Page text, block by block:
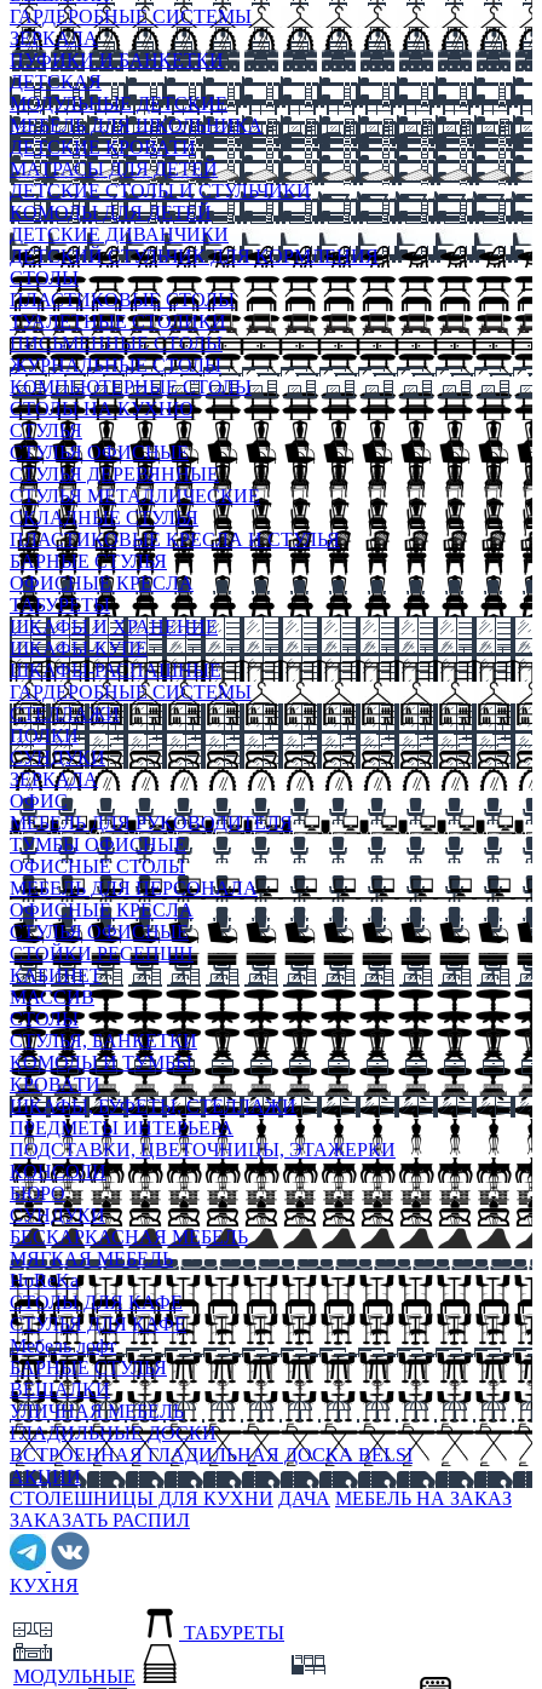
ГАРДЕРОБНЫЕ СИСТЕМЫ
ЗЕРКАЛА
ПУФИКИ И БАНКЕТКИ
ДЕТСКАЯ
МОДУЛЬНЫЕ ДЕТСКИЕ
МЕБЕЛЬ ДЛЯ ШКОЛЬНИКА
ДЕТСКИЕ КРОВАТИ
МАТРАСЫ ДЛЯ ДЕТЕЙ
ДЕТСКИЕ СТОЛЫ И СТУЛЬЧИКИ
КОМОДЫ ДЛЯ ДЕТЕЙ
ДЕТСКИЕ ДИВАНЧИКИ
ДЕТСКИЙ СТУЛЬЧИК ДЛЯ КОРМЛЕНИЯ
СТОЛЫ
ПЛАСТИКОВЫЕ СТОЛЫ
ТУАЛЕТНЫЕ СТОЛИКИ
ПИСЬМЕННЫЕ СТОЛЫ
ЖУРНАЛЬНЫЕ СТОЛЫ
КОМПЬЮТЕРНЫЕ СТОЛЫ
СТОЛЫ НА КУХНЮ
СТУЛЬЯ
СТУЛЬЯ ОФИСНЫЕ
СТУЛЬЯ ДЕРЕВЯННЫЕ
СТУЛЬЯ МЕТАЛЛИЧЕСКИЕ
СКЛАДНЫЕ СТУЛЬЯ
ПЛАСТИКОВЫЕ КРЕСЛА И СТУЛЬЯ
БАРНЫЕ СТУЛЬЯ
ОФИСНЫЕ КРЕСЛА
ТАБУРЕТЫ
ШКАФЫ И ХРАНЕНИЕ
ШКАФЫ-КУПЕ
ШКАФЫ-РАСПАШНЫЕ
ГАРДЕРОБНЫЕ СИСТЕМЫ
СТЕЛЛАЖИ
ПОЛКИ
СУНДУКИ
ЗЕРКАЛА
ОФИС
МЕБЕЛЬ ДЛЯ РУКОВОДИТЕЛЯ
ТУМБЫ ОФИСНЫЕ
ОФИСНЫЕ СТОЛЫ
МЕБЕЛЬ ДЛЯ ПЕРСОНАЛА
ОФИСНЫЕ КРЕСЛА
СТУЛЬЯ ОФИСНЫЕ
СТОЙКИ РЕСЕПШН
КАБИНЕТ
МАССИВ
СТОЛЫ
СТУЛЬЯ, БАНКЕТКИ
КОМОДЫ И ТУМБЫ
КРОВАТИ
ШКАФЫ, БУФЕТЫ, СТЕЛЛАЖИ
ПРЕДМЕТЫ ИНТЕРЬЕРА
ПОДСТАВКИ, ЦВЕТОЧНИЦЫ, ЭТАЖЕРКИ
КОНСОЛИ
БЮРО
СУНДУКИ
БЕСКАРКАСНАЯ МЕБЕЛЬ
МЯГКАЯ МЕБЕЛЬ
HoReKa
СТОЛЫ ДЛЯ КАФЕ
СТУЛЬЯ ДЛЯ КАФЕ
Мебель лофт
БАРНЫЕ СТУЛЬЯ
ВЕШАЛКИ
УЛИЧНАЯ МЕБЕЛЬ
ГЛАДИЛЬНЫЕ ДОСКИ
ВСТРОЕННАЯ ГЛАДИЛЬНАЯ ДОСКА BELSI
АКЦИИ
СТОЛЕШНИЦЫ ДЛЯ КУХНИ ДАЧА МЕБЕЛЬ НА ЗАКАЗ
ЗАКАЗАТЬ РАСПИЛ
КУХНЯ
МОДУЛЬНЫЕ
ТАБУРЕТЫ